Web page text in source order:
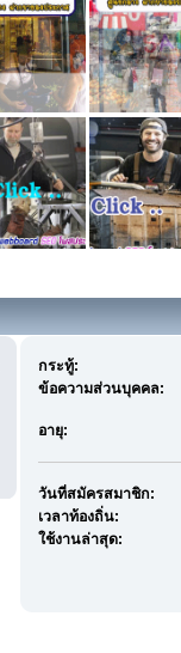
polychemicals11
กระทู้:
ข้อความส่วนบุคคล:
อายุ:
วันที่สมัครสมาชิก:
เวลาท้องถิ่น:
ใช้งานล่าสุด: